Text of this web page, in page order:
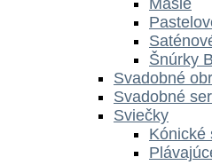
Šnúrky
Svadobné
Svadobné
Sviečky
Kónické